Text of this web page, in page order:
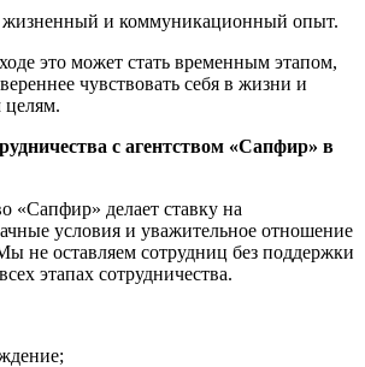
жизненный и коммуникационный опыт.
это может стать временным этапом,
чувствовать себя в жизни и
целям.
с агентством «Сапфир» в
«Сапфир» делает ставку на
условия и уважительное отношение
не оставляем сотрудниц без поддержки
этапах сотрудничества.